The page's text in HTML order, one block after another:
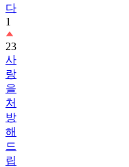
다
1
23
사
랑
을
처
방
해
드
립